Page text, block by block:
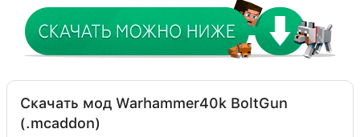
Скачать мод Warhammer40k BoltGun
(.mcaddon)